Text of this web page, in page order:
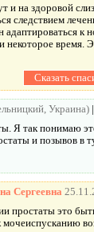
и на здоровой
следствием
адаптироваться к
некоторое время.
Украина) |
Я так понимаю
и позывов в
Сергеевна
простаты это